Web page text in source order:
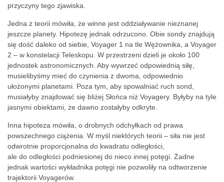
przyczyny tego zjawiska.
Jedna z teorii mówiła, że winne jest oddziaływanie nieznanej
jeszcze planety. Hipotezę jednak odrzucono. Obie sondy znajdują
się dość daleko od siebie, Voyager 1 na tle Wężownika, a Voyager
2 – w konstelacji Teleskopu. W przestrzeni dzieli je około 100
jednostek astronomicznych. Aby wywrzeć odpowiednią siłę,
musielibyśmy mieć do czynienia z dwoma, odpowiednio
ułożonymi planetami. Poza tym, aby spowalniać ruch sond,
musiałyby znajdować się bliżej Słońca niż Voyagery. Byłyby na tyle
jasnymi obiektami, że dawno zostałyby odkryte.
Inna hipoteza mówiła, o drobnych odchyłkach od prawa
powszechnego ciążenia. W myśl niektórych teorii – siła nie jest
odwrotnie proporcjonalna do kwadratu odległości,
ale do odległości podniesionej do nieco innej potęgi. Żadne
jednak wartości wykładnika potęgi nie pozwoliły na odtworzenie
trajektorii Voyagerów.